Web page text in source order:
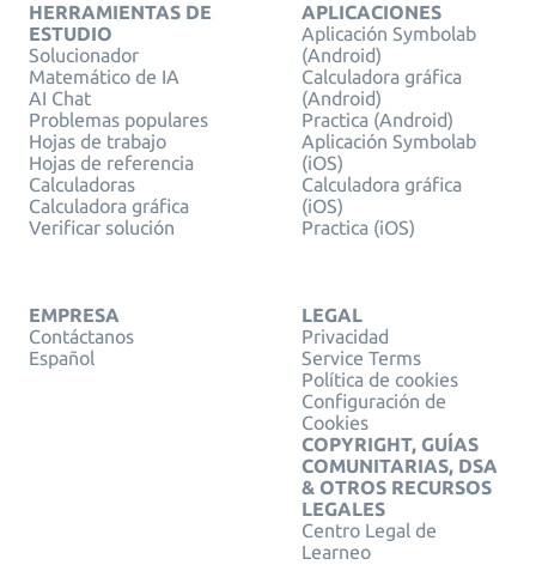
HERRAMIENTAS DE
ESTUDIO
Solucionador
Matemático de IA
AI Chat
Problemas populares
Hojas de trabajo
Hojas de referencia
Calculadoras
Calculadora gráfica
Verificar solución
APLICACIONES
Aplicación Symbolab
(Android)
Calculadora gráfica
(Android)
Practica (Android)
Aplicación Symbolab
(iOS)
Calculadora gráfica
(iOS)
Practica (iOS)
EMPRESA
Contáctanos
Español
LEGAL
Privacidad
Service Terms
Política de cookies
Configuración de
Cookies
COPYRIGHT, GUÍAS
COMUNITARIAS, DSA
& OTROS RECURSOS
LEGALES
Centro Legal de
Learneo